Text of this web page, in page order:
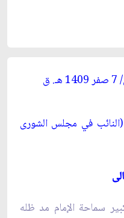
في مجلس الشورى
سماحة الإمام مد ظله